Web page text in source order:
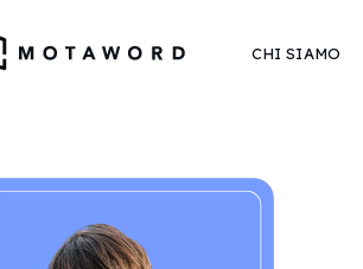
CHI SIAMO